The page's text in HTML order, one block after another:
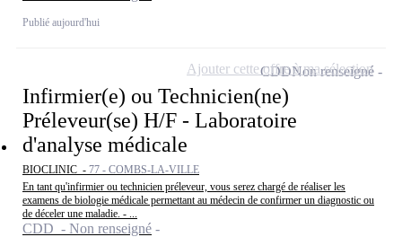
Publié aujourd'hui
Infirmier(e) ou Technicien(ne)
Préleveur(se) H/F - Laboratoire
d'analyse médicale
BIOCLINIC - 77 - COMBS-LA-VILLE
En tant qu'infirmier ou technicien préleveur, vous serez chargé de réaliser les
examens de biologie médicale permettant au médecin de confirmer un diagnostic ou
de déceler une maladie. - ...
CDD - Non renseigné
CDDNon renseigné
Ajouter cette offre à ma sélection